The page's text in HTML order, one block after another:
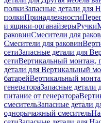
полкиЗапасные детали для
полкиПринадлежности
и ящики-органайзерыРучки
раковинСмесители для
Смесители для раковин
сетиЗапасные детали для
сетиВертикальный монтаж,
детали для Вертикальный
батарейВертикальный
генератораЗапасные детали
питание от генератора
смесительЗапасные детали
однорычажный смеситель